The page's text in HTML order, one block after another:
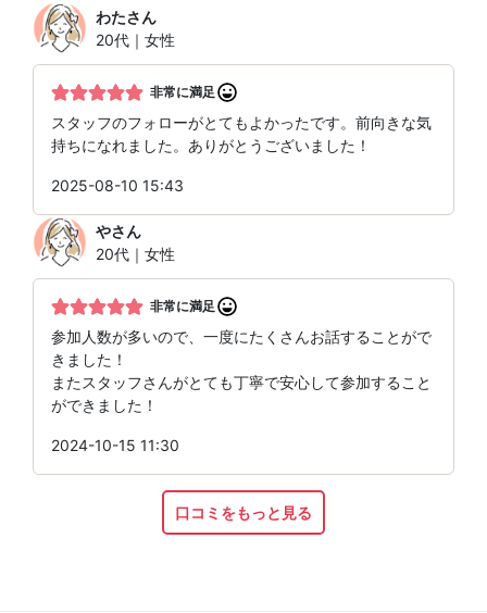
わたさん
20代｜女性
非常に満足
スタッフのフォローがとてもよかったです。前向きな気
持ちになれました。ありがとうございました！
2025-08-10 15:43
やさん
20代｜女性
非常に満足
参加人数が多いので、一度にたくさんお話することがで
きました！
またスタッフさんがとても丁寧で安心して参加すること
ができました！
2024-10-15 11:30
口コミをもっと見る